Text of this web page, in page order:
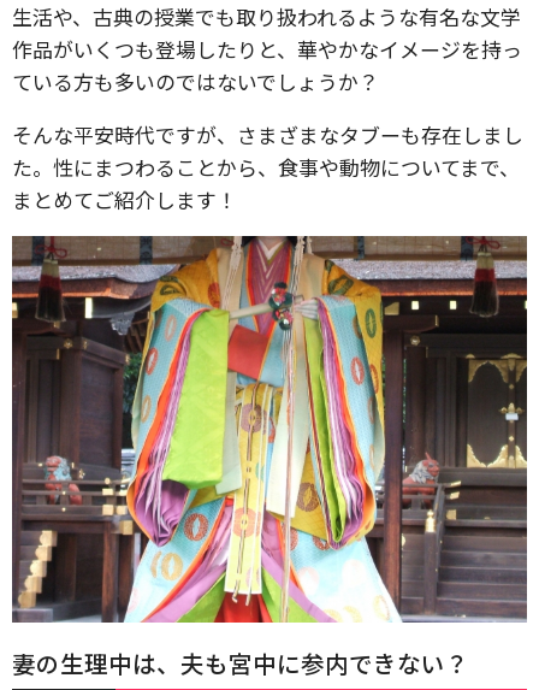
生活や、古典の授業でも取り扱われるような有名な文学
作品がいくつも登場したりと、華やかなイメージを持っ
ている方も多いのではないでしょうか？
そんな平安時代ですが、さまざまなタブーも存在しまし
た。性にまつわることから、食事や動物についてまで、
まとめてご紹介します！
妻の生理中は、夫も宮中に参内できない？